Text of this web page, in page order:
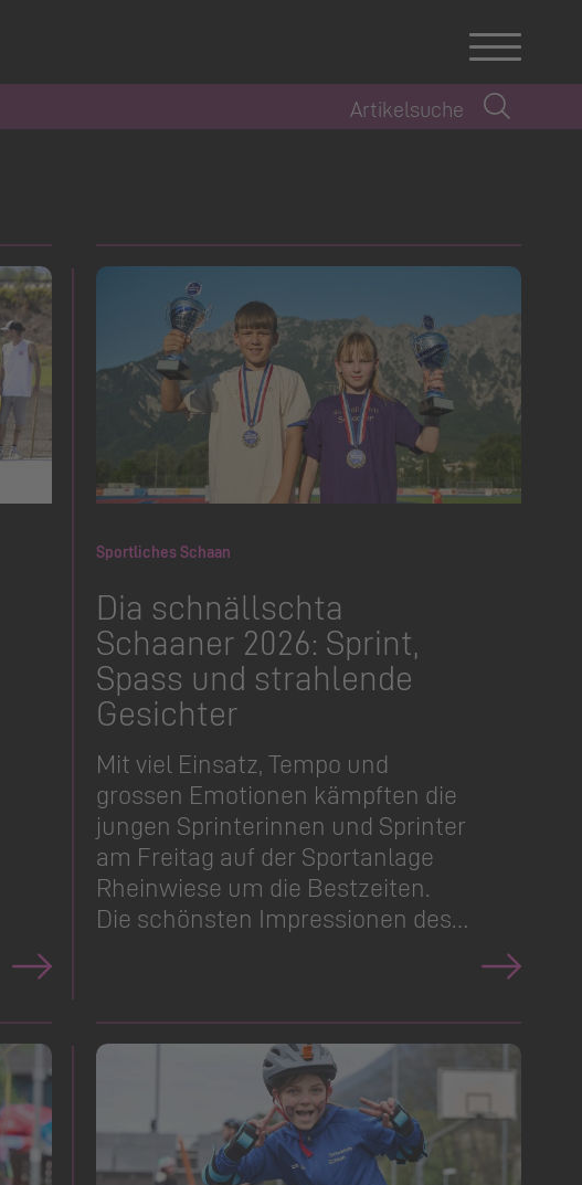
Sportliches Schaan
Dia schnällschta
Schaaner 2026: Sprint,
Spass und strahlende
Gesichter
Mit viel Einsatz, Tempo und
grossen Emotionen kämpften die
jungen Sprinterinnen und Sprinter
am Freitag auf der Sportanlage
Rheinwiese um die Bestzeiten.
Die schönsten Impressionen des…